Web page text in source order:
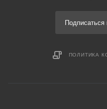
ПОЛИТИКА